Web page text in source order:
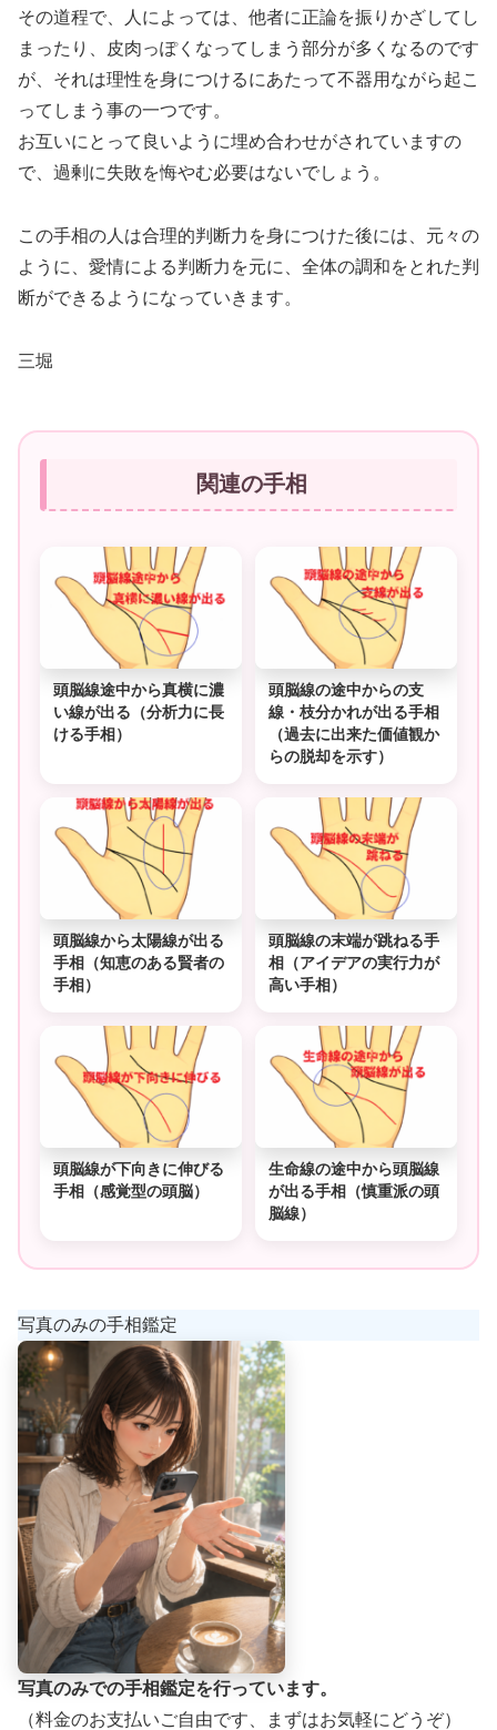
その道程で、人によっては、他者に正論を振りかざしてし
まったり、皮肉っぽくなってしまう部分が多くなるのです
が、それは理性を身につけるにあたって不器用ながら起こ
ってしまう事の一つです。
お互いにとって良いように埋め合わせがされていますの
で、過剰に失敗を悔やむ必要はないでしょう。
この手相の人は合理的判断力を身につけた後には、元々の
ように、愛情による判断力を元に、全体の調和をとれた判
断ができるようになっていきます。
三堀
関連の手相
頭脳線途中から真横に濃
い線が出る（分析力に長
ける手相）
頭脳線の途中からの支
線・枝分かれが出る手相
（過去に出来た価値観か
らの脱却を示す）
頭脳線から太陽線が出る
手相（知恵のある賢者の
手相）
頭脳線の末端が跳ねる手
相（アイデアの実行力が
高い手相）
頭脳線が下向きに伸びる
手相（感覚型の頭脳）
生命線の途中から頭脳線
が出る手相（慎重派の頭
脳線）
写真のみの手相鑑定
写真のみでの手相鑑定を行っています。
（料金のお支払いご自由です、まずはお気軽にどうぞ）